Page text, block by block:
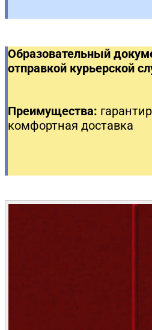
Образовательный
отправкой курьерской
Преимущества:
комфортная доставка